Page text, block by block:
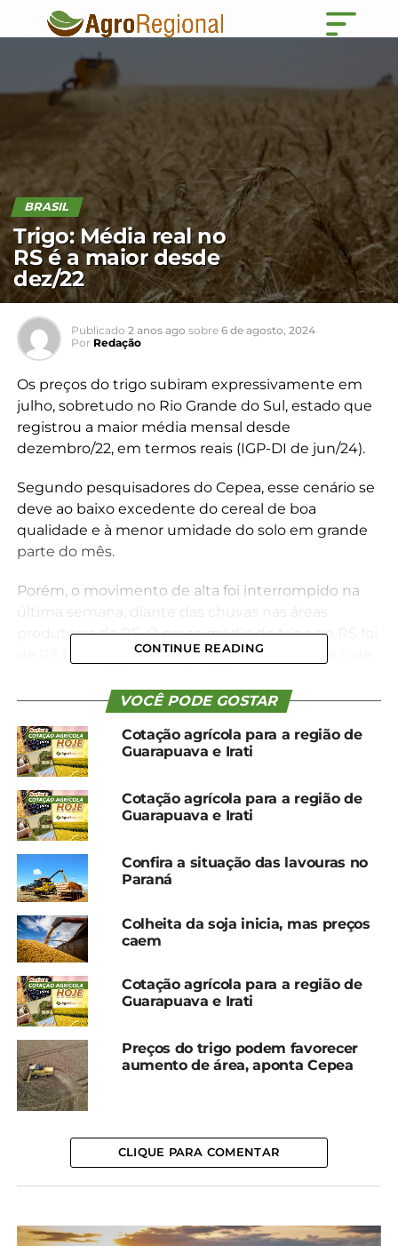
BRASIL
Trigo: Média real no
RS é a maior desde
dez/22
Publicado 2 anos ago sobre 6 de agosto, 2024
Por Redação
Os preços do trigo subiram expressivamente em
julho, sobretudo no Rio Grande do Sul, estado que
registrou a maior média mensal desde
dezembro/22, em termos reais (IGP-DI de jun/24).
Segundo pesquisadores do Cepea, esse cenário se
deve ao baixo excedente do cereal de boa
qualidade e à menor umidade do solo em grande
parte do mês.
Porém, o movimento de alta foi interrompido na
última semana, diante das chuvas nas áreas
produtoras do RS. O preço médio do trigo no RS foi
de R$ 1.468,41/t em julho, superando em 3,3% o de
reais.
*Cepea
Compartilhe isso:
Facebook
Relacionado
Trigo: Com dólar em alta
e safra menor, preços se
sustentam no RS e PR
Em "Brasil"
Preços do trigo caem
pelo 3º mês seguido
Trigo: Preços seguem em
baixa no RS, mas se
estabilizam no PR
11 de novembro, 2025
UP NEXT
CONTINUE READING
VOCÊ PODE GOSTAR
Cotação agrícola para a região de
Guarapuava e Irati
Cotação agrícola para a região de
Guarapuava e Irati
Confira a situação das lavouras no
Paraná
Colheita da soja inicia, mas preços
caem
Cotação agrícola para a região de
Guarapuava e Irati
Preços do trigo podem favorecer
aumento de área, aponta Cepea
CLIQUE PARA COMENTAR